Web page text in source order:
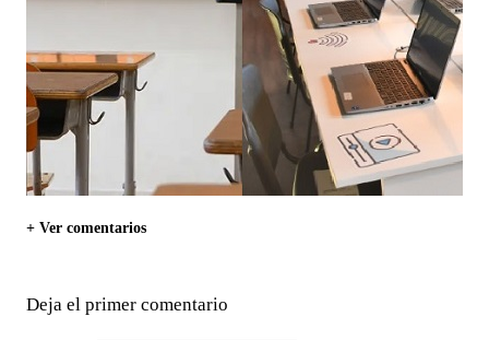
+ Ver comentarios
Deja el primer comentario